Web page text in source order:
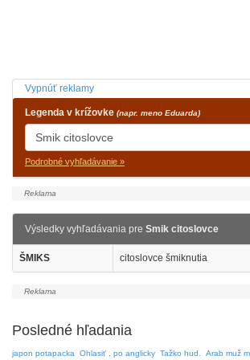
Vypnúť reklamy
Legenda v krížovke (napr. meno Eduarda)
Podrobné vyhľadávanie »
Výsledky vyhľadávania pre Smik citoslovce
ŠMIKS citoslovce šmiknutia
Posledné hľadania
japon potapacka Ohlasiť , po anglicky Tažko hud. Arab muž